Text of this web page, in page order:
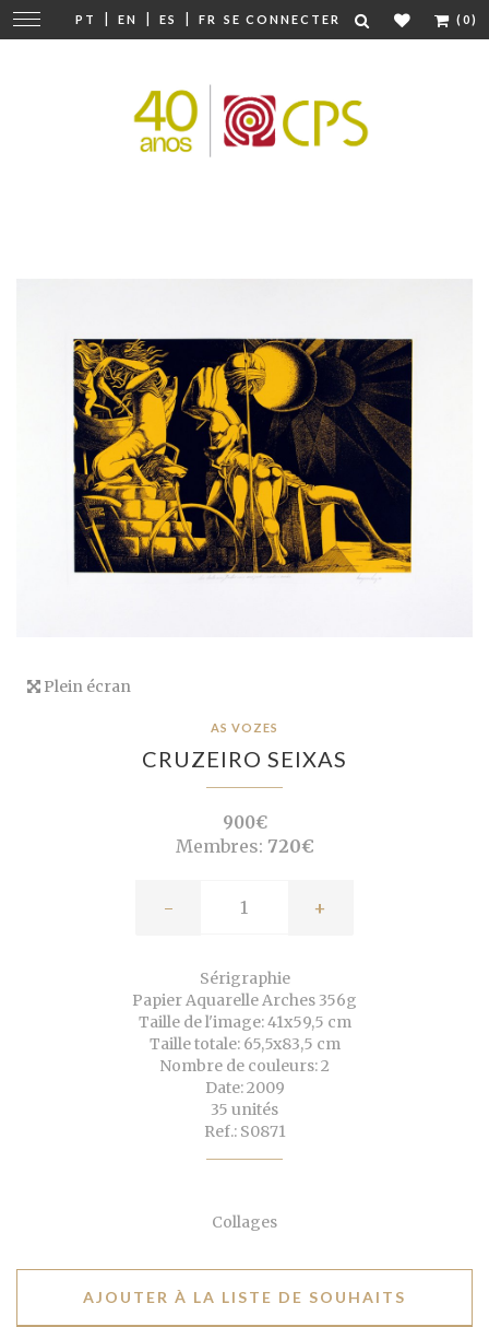
PT | EN | ES | FR SE CONNECTER (0)
Modifier
la
Plein écran
AS VOZES
CRUZEIRO SEIXAS
900€
Membres: 720€
- +
Sérigraphie
Papier Aquarelle Arches 356g
Taille de l'image: 41x59,5 cm
Taille totale: 65,5x83,5 cm
Nombre de couleurs: 2
Date: 2009
35 unités
Ref.: S0871
Collages
AJOUTER À LA LISTE DE SOUHAITS